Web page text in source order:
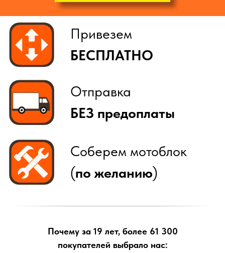
Почему за 19 лет, более 61 300
покупателей выбрало нас: